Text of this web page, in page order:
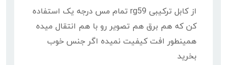
از کابل ترکیبی rg59 تمام مس درجه یک استفاده
کن که هم برق هم تصویر رو با هم انتقال میده
همینطور افت کیفیت نمیده اگر جنس خوب
بخرید